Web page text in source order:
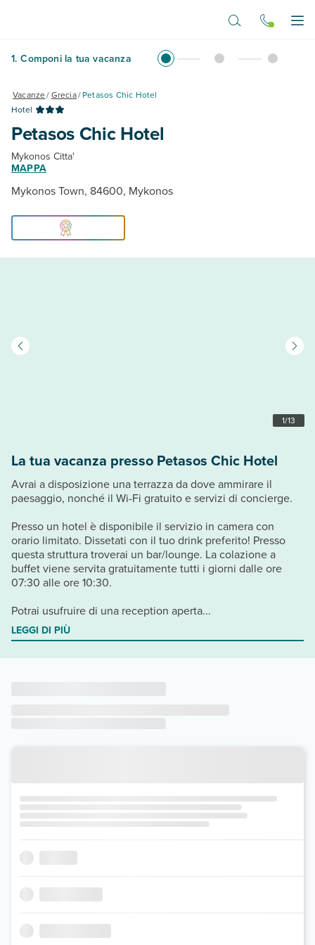
1. Componi la tua vacanza
Vacanze/Grecia/Petasos Chic Hotel
Hotel
Petasos Chic Hotel
Mykonos Citta'
MAPPA
Mykonos Town, 84600, Mykonos
1/13
La tua vacanza presso Petasos Chic Hotel
Avrai a disposizione una terrazza da dove ammirare il
paesaggio, nonché il Wi-Fi gratuito e servizi di concierge.
Presso un hotel è disponibile il servizio in camera con
orario limitato. Dissetati con il tuo drink preferito! Presso
questa struttura troverai un bar/lounge. La colazione a
buffet viene servita gratuitamente tutti i giorni dalle ore
07:30 alle ore 10:30.
Potrai usufruire di una reception aperta...
LEGGI DI PIÙ